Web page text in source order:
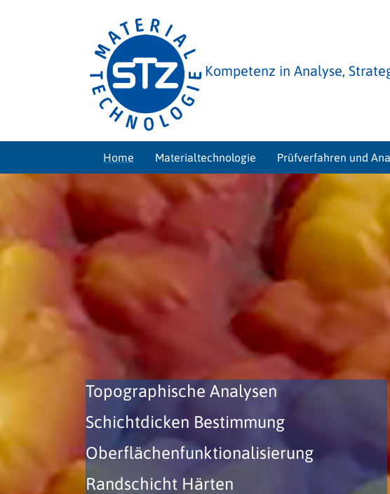
Kompetenz in Analyse,
Home Materialtechnologie Prüfverfahren und
Topographische Analysen
Schichtdicken Bestimmung
Oberflächenfunktionalisierung
Randschicht Härten